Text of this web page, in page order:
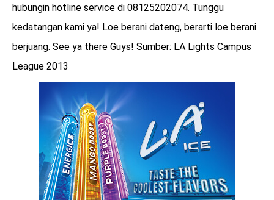
hubungin hotline service di 08125202074. Tunggu
kedatangan kami ya! Loe berani dateng, berarti loe berani
berjuang. See ya there Guys! Sumber: LA Lights Campus
League 2013